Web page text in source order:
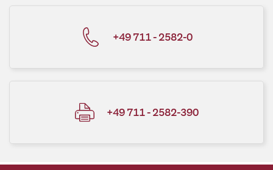
+49 711 - 2582-0
+49 711 - 2582-390